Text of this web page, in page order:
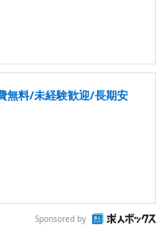
無料/未経験歓迎/長期安
Sponsored by